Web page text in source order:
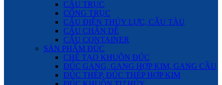
CẦU TRỤC
CỔNG TRỤC
CẨU ĐIỆN THỦY LỰC, CẨU TÀU
CẨU CHÂN DÊ
CẨU CONTAINER
SẢN PHẨM ĐÚC
CHẾ TẠO KHUÔN ĐÚC
ĐÚC GANG, GANG HỢP KIM, GANG CẦU
ĐÚC THÉP, ĐÚC THÉP HỢP KIM